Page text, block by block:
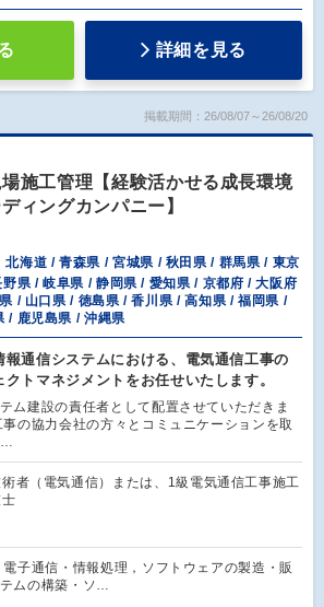
詳細を見る
掲載期間：26/08/07～26/08/20
施工管理【経験活かせる成長環境
ィングカンパニー】
北海道 / 青森県 / 宮城県 / 秋田県 / 群馬県 / 東京
県 / 岐阜県 / 静岡県 / 愛知県 / 京都府 / 大阪府
/ 山口県 / 徳島県 / 香川県 / 高知県 / 福岡県 /
/ 鹿児島県 / 沖縄県
報通信システムにおける、電気通信工事の
トマネジメントをお任せいたします。
ム建設の責任者として配置させていただきま
の協力会社の方々とコミュニケーションを取
…
術者（電気通信）または、1級電気通信工事施工
電子通信・情報処理，ソフトウェアの製造・販
ムの構築・ソ…